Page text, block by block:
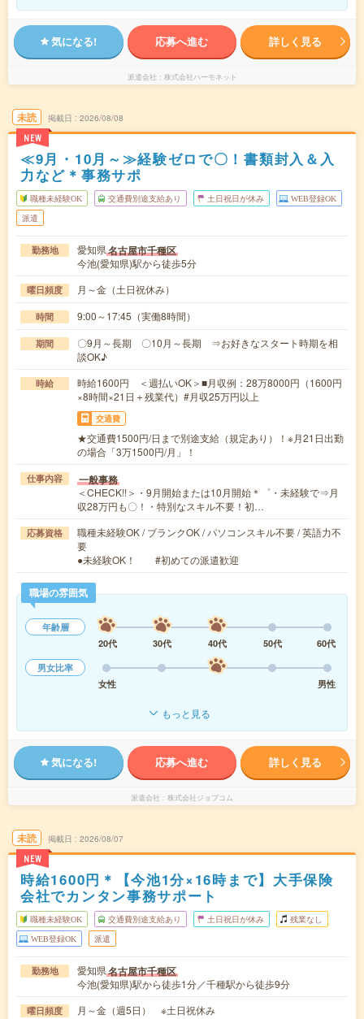
気になる! 応募へ進む 詳しく見る
派遣会社 株式会社ハーモネット
未読
NEW
掲載日 2026/08/08
≪9月・10月～≫経験ゼロで〇！書類封入＆入
力など＊事務サポ
職種未経験OK 交通費別途支給あり 土日祝日が休み WEB登録OK
派遣
勤務地 愛知県名古屋市千種区
今池(愛知県)駅から徒歩5分
曜日頻度 月～金（土日祝休み）
時間 9:00～17:45（実働8時間）
期間
〇9月～長期 〇10月～長期 ⇒お好きなスタート時期を相
談OK♪
時給
時給1600円 ＜週払いOK＞■月収例：28万8000円（1600円
×8時間×21日＋残業代）#月収25万円以上
交通費
★交通費1500円/日まで別途支給（規定あり）！※月21日出勤
の場合「3万1500円/月」！
仕事内容 一般事務
＜CHECK!!＞・9月開始または10月開始＊゜・未経験で⇒月
収28万円も〇！・特別なスキル不要！初…
応募資格
職種未経験OK / ブランクOK / パソコンスキル不要 / 英語力不
要
●未経験OK！ #初めての派遣歓迎
職場の雰囲気
年齢層
20代
30代 40代 50代
60代
男女比率
女性
男性
もっと見る
気になる! 応募へ進む 詳しく見る
派遣会社 株式会社ジョブコム
未読
NEW
掲載日 2026/08/07
時給1600円＊【今池1分×16時まで】大手保険
会社でカンタン事務サポート
職種未経験OK 交通費別途支給あり 土日祝日が休み 残業なし
WEB登録OK 派遣
勤務地 愛知県名古屋市千種区
今池(愛知県)駅から徒歩1分／千種駅から徒歩9分
曜日頻度 月～金（週5日） ※土日祝休み